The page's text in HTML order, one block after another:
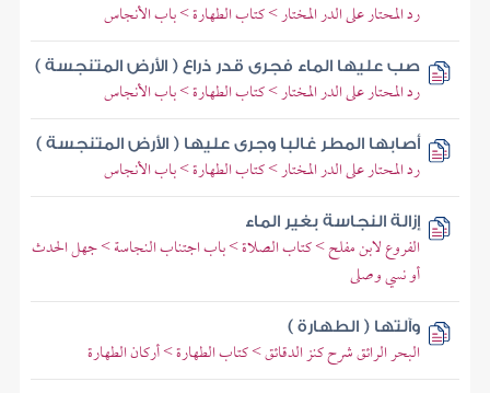
رد المحتار على الدر المختار > كتاب الطهارة > باب الأنجاس
صب عليها الماء فجرى قدر ذراع ( الأرض المتنجسة )
رد المحتار على الدر المختار > كتاب الطهارة > باب الأنجاس
أصابها المطر غالبا وجرى عليها ( الأرض المتنجسة )
رد المحتار على الدر المختار > كتاب الطهارة > باب الأنجاس
إزالة النجاسة بغير الماء
الفروع لابن مفلح > كتاب الصلاة > باب اجتناب النجاسة > جهل الحدث
أو نسي وصلى
وآلتها ( الطهارة )
البحر الرائق شرح كنز الدقائق > كتاب الطهارة > أركان الطهارة